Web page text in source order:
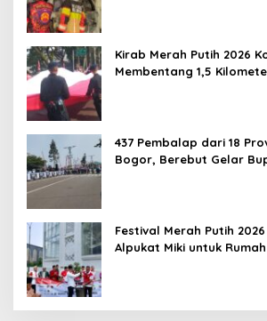
Kirab Merah Putih 2026
Membentang 1,5
437 Pembalap dari 18
Bogor, Berebut Gelar
Festival Merah Putih
Alpukat Miki untuk